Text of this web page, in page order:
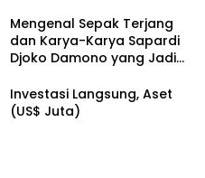
Mengenal Sepak Terjang
dan Karya-Karya Sapardi
Djoko Damono yang Jadi
Investasi Langsung, Aset
(US$ Juta)